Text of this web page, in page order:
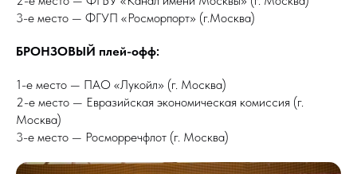
3-е место — ФГУП «Росморпорт» (г.Москва)
БРОНЗОВЫЙ плей-офф:
1-е место — ПАО «Лукойл» (г. Москва)
2-е место — Евразийская экономическая комиссия (г.
Москва)
3-е место — Росморречфлот (г. Москва)